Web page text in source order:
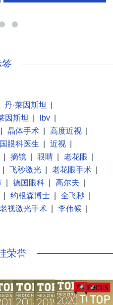
丹·莱因斯坦
因斯坦 lbv
晶体手术 高度近视
眼科医生 近视
摘镜 眼睛 老花眼
飞秒激光 老花眼手术
德国眼科 高尔夫
约根森博士 全飞秒
老视激光手术 李伟候
荣誉